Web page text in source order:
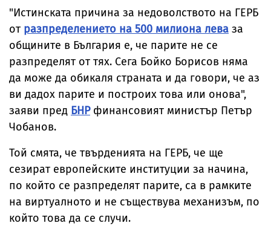
"Истинската причина за недоволството на ГЕРБ
от разпределението на 500 милиона лева за
общините в България е, че парите не се
разпределят от тях. Сега Бойко Борисов няма
да може да обикаля страната и да говори, че аз
ви дадох парите и построих това или онова",
заяви пред БНРфинансовият министър Петър
Чобанов.
Той смята, че твърденията на ГЕРБ, че ще
сезират европейските институции за начина,
по който се разпределят парите, са в рамките
на виртуалното и не съществува механизъм, по
който това да се случи.